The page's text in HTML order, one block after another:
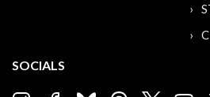
SOCIALS